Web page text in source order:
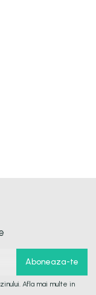
Afla mai multe in